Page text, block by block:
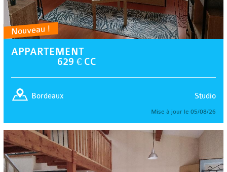
Nouveau !
APPARTEMENT
629 € CC
Studio
Bordeaux
Mise à jour le 05/08/26